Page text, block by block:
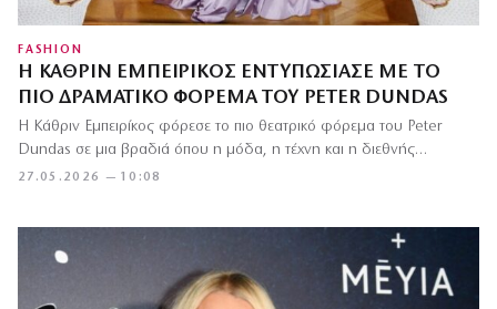
FASHION
Η ΚΆΘΡΙΝ ΕΜΠΕΙΡΊΚΟΣ ΕΝΤΥΠΩΣΊΑΣΕ ΜΕ ΤΟ
ΠΙΟ ΔΡΑΜΑΤΙΚΌ ΦΌΡΕΜΑ ΤΟΥ PETER DUNDAS
27.05.2026 — 10:08
Η Κάθριν Εμπειρίκος φόρεσε το πιο θεατρικό φόρεμα του Peter
Dundas σε μια βραδιά όπου η μόδα, η τέχνη και η διεθνής…